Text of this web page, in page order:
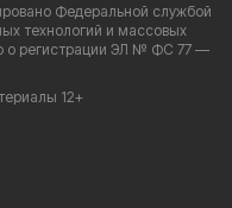
Федеральной службой
технологий и массовых
о регистрации ЭЛ № ФС 77 —
12+